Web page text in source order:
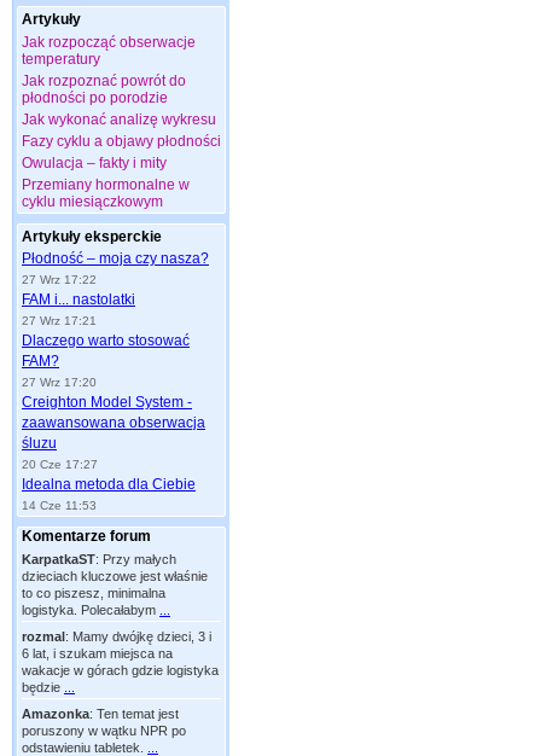
Artykuły
Jak rozpocząć obserwacje
temperatury
Jak rozpoznać powrót do
płodności po porodzie
Jak wykonać analizę wykresu
Fazy cyklu a objawy płodności
Owulacja – fakty i mity
Przemiany hormonalne w
cyklu miesiączkowym
Artykuły eksperckie
Płodność – moja czy nasza?
27 Wrz 17:22
FAM i... nastolatki
27 Wrz 17:21
Dlaczego warto stosować
FAM?
27 Wrz 17:20
Creighton Model System -
zaawansowana obserwacja
śluzu
20 Cze 17:27
Idealna metoda dla Ciebie
14 Cze 11:53
Komentarze forum
KarpatkaST: Przy małych
dzieciach kluczowe jest właśnie
to co piszesz, minimalna
logistyka. Polecałabym
rozmal: Mamy dwójkę dzieci, 3 i
6 lat, i szukam miejsca na
wakacje w górach gdzie logistyka
będzie
Amazonka: Ten temat jest
poruszony w wątku NPR po
odstawieniu tabletek.